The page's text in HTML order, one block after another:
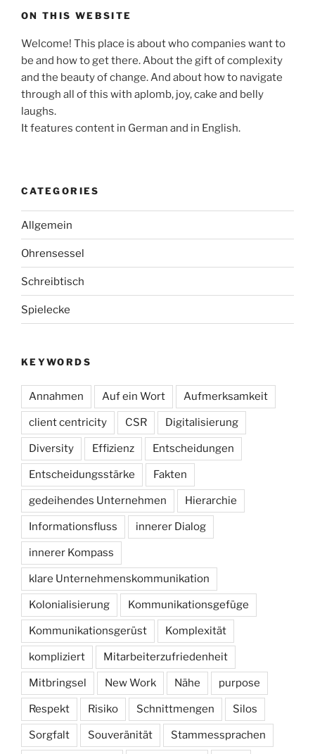
ON THIS WEBSITE
Welcome! This place is about who companies want to
be and how to get there. About the gift of complexity
and the beauty of change. And about how to navigate
through all of this with aplomb, joy, cake and belly
laughs.
It features content in German and in English.
CATEGORIES
Allgemein
Ohrensessel
Schreibtisch
Spielecke
KEYWORDS
Annahmen Auf ein Wort Aufmerksamkeit
client centricity CSR Digitalisierung
Diversity Effizienz Entscheidungen
Entscheidungsstärke Fakten
gedeihendes Unternehmen Hierarchie
Informationsfluss innerer Dialog
innerer Kompass
klare Unternehmenskommunikation
Kolonialisierung Kommunikationsgefüge
Kommunikationsgerüst Komplexität
kompliziert Mitarbeiterzufriedenheit
Mitbringsel New Work Nähe purpose
Respekt Risiko Schnittmengen Silos
Sorgfalt Souveränität Stammessprachen